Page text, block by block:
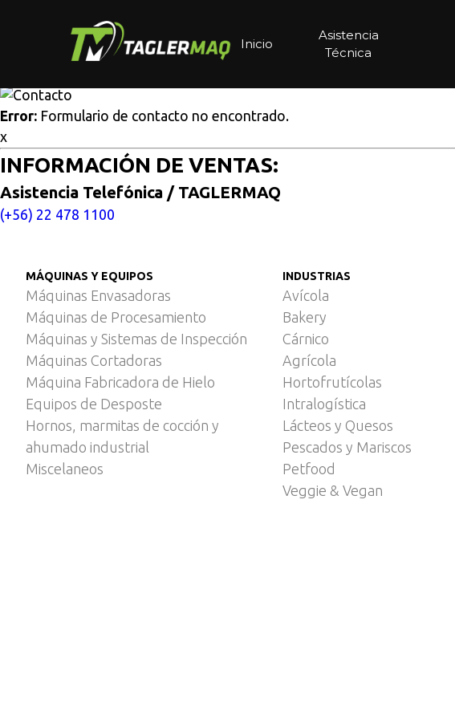
Inicio
Asistencia
Técnica
EFA SK 18 8 D
Error: Formulario de contacto no encontrado.
x
INFORMACIÓN DE VENTAS:
Asistencia Telefónica / TAGLERMAQ
(+56) 22 478 1100
MÁQUINAS Y EQUIPOS
Máquinas Envasadoras
Máquinas de Procesamiento
Máquinas y Sistemas de Inspección
Máquinas Cortadoras
Máquina Fabricadora de Hielo
Equipos de Desposte
Hornos, marmitas de cocción y
ahumado industrial
Miscelaneos
INDUSTRIAS
Avícola
Bakery
Cárnico
Agrícola
Hortofrutícolas
Intralogística
Lácteos y Quesos
Pescados y Mariscos
Petfood
Veggie & Vegan